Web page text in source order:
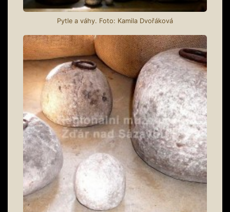
Pytle a váhy. Foto: Kamila Dvořáková